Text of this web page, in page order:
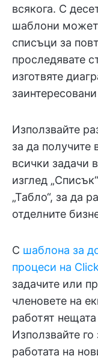
всякога. С
шаблони
списъци за
проследявате
изготвяте
Използвайте
за да получите
всички задачи
изглед
„Табло“, за да
отделните
С шаблона за
процеси на
задачите или
членовете на
работят
Използвайте
работата на